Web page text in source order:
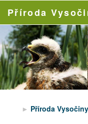
Příroda
Příroda Vysočiny